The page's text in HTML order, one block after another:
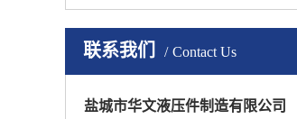
联系我们 Contact Us
盐城市华文液压件制造有限公司